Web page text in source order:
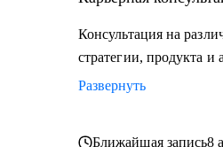
Кому могу помочь:
Product Management,
• Думает об
Консультация на
стратегии, продукта и
Развернуть
Ближайшая запись8